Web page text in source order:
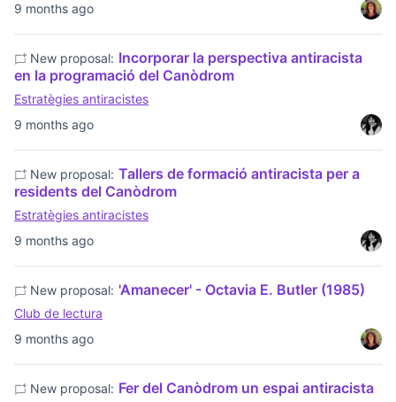
9 months ago
9 months ago
New proposal: Incorporar la perspectiva antiracista
en la programació del Canòdrom
Estratègies antiracistes
9 months ago
New proposal: Tallers de formació antiracista per a
residents del Canòdrom
Estratègies antiracistes
9 months ago
New proposal: 'Amanecer' - Octavia E. Butler (1985)
Club de lectura
New proposal: Fer del Canòdrom un espai antiracista